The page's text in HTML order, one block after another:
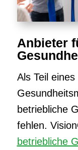
Anbieter
Als Teil
betriebliche
fehlen.
betriebliche